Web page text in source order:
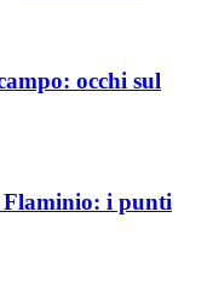
occhi sul
Flaminio: i punti